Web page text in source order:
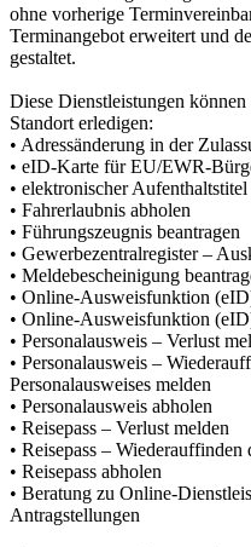
ohne vorherige
Terminangebot erweitert und
gestaltet.
Diese Dienstleistungen können
Standort erledigen:
• Adressänderung in der
• eID-Karte für EU/EWR-
• elektronischer
• Fahrerlaubnis abholen
• Führungszeugnis beantragen
• Gewerbezentralregister –
• Meldebescheinigung
• Online-Ausweisfunktion
• Online-Ausweisfunktion
• Personalausweis – Verlust
• Personalausweis –
Personalausweises melden
• Personalausweis abholen
• Reisepass – Verlust melden
• Reisepass – Wiederauffinden
• Reisepass abholen
• Beratung zu Online-
Antragstellungen